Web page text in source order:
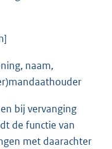
naam,
bij vervanging
de functie van
met daarachter